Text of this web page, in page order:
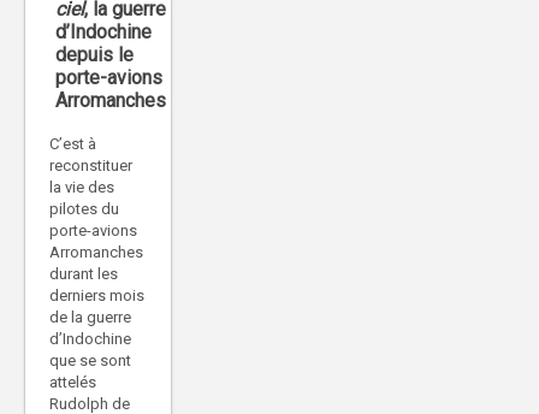
ciel, la guerre
d’Indochine
depuis le
porte-avions
Arromanches
C’est à
reconstituer
la vie des
pilotes du
porte-avions
Arromanches
durant les
derniers mois
de la guerre
d’Indochine
que se sont
attelés
Rudolph de